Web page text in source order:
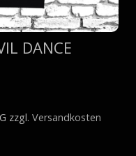
DANCE
zzgl. Versandkosten